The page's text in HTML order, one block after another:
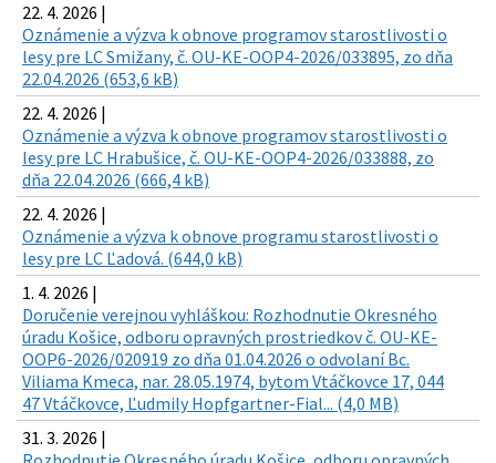
22. 4. 2026 |
Oznámenie a výzva k obnove programov starostlivosti o
lesy pre LC Smižany, č. OU-KE-OOP4-2026/033895, zo dňa
22.04.2026 (653,6 kB)
22. 4. 2026 |
Oznámenie a výzva k obnove programov starostlivosti o
lesy pre LC Hrabušice, č. OU-KE-OOP4-2026/033888, zo
dňa 22.04.2026 (666,4 kB)
22. 4. 2026 |
Oznámenie a výzva k obnove programu starostlivosti o
lesy pre LC Ľadová. (644,0 kB)
1. 4. 2026 |
Doručenie verejnou vyhláškou: Rozhodnutie Okresného
úradu Košice, odboru opravných prostriedkov č. OU-KE-
OOP6-2026/020919 zo dňa 01.04.2026 o odvolaní Bc.
Viliama Kmeca, nar. 28.05.1974, bytom Vtáčkovce 17, 044
47 Vtáčkovce, Ľudmily Hopfgartner-Fial... (4,0 MB)
31. 3. 2026 |